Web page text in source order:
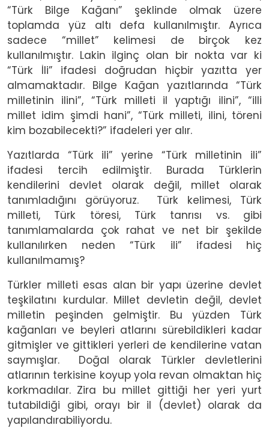
“Türk Bilge Kağanı” şeklinde olmak üzere
toplamda yüz altı defa kullanılmıştır. Ayrıca
sadece “millet” kelimesi de birçok kez
kullanılmıştır. Lakin ilginç olan bir nokta var ki
“Türk İli” ifadesi doğrudan hiçbir yazıtta yer
almamaktadır. Bilge Kağan yazıtlarında “Türk
milletinin ilini”, “Türk milleti il yaptığı ilini”, “illi
millet idim şimdi hani”, “Türk milleti, ilini, töreni
kim bozabilecekti?” ifadeleri yer alır.
Yazıtlarda “Türk ili” yerine “Türk milletinin ili”
ifadesi tercih edilmiştir. Burada Türklerin
kendilerini devlet olarak değil, millet olarak
tanımladığını görüyoruz.
Türk kelimesi, Türk
milleti, Türk töresi, Türk tanrısı vs. gibi
tanımlamalarda çok rahat ve net bir şekilde
kullanılırken neden “Türk ili” ifadesi hiç
kullanılmamış?
Türkler milleti esas alan bir yapı üzerine devlet
teşkilatını kurdular. Millet devletin değil, devlet
milletin peşinden gelmiştir. Bu yüzden Türk
kağanları ve beyleri atlarını sürebildikleri kadar
gitmişler ve gittikleri yerleri de kendilerine vatan
saymışlar.
Doğal olarak Türkler devletlerini
atlarının terkisine koyup yola revan olmaktan hiç
korkmadılar. Zira bu millet gittiği her yeri yurt
tutabildiği gibi, orayı bir il (devlet) olarak da
yapılandırabiliyordu.